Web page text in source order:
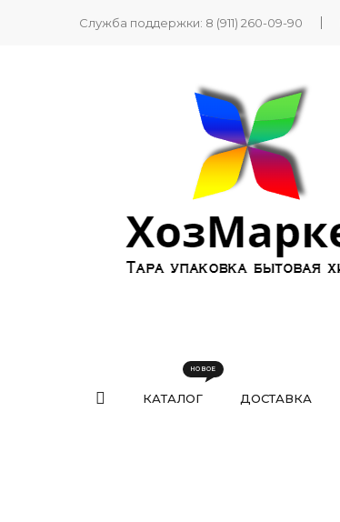
Служба поддержки: 8 (911) 260-09-90
КАТАЛОГ ДОСТАВКА